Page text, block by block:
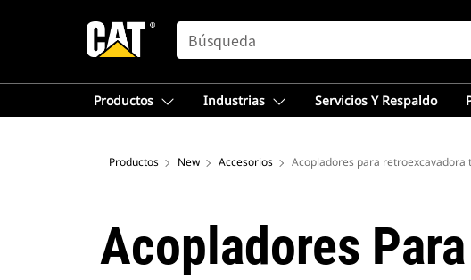
SEARCH
Productos Industrias Servicios Y Respaldo
Productos New Accesorios Acopladores para retroexcavadora
Acopladores